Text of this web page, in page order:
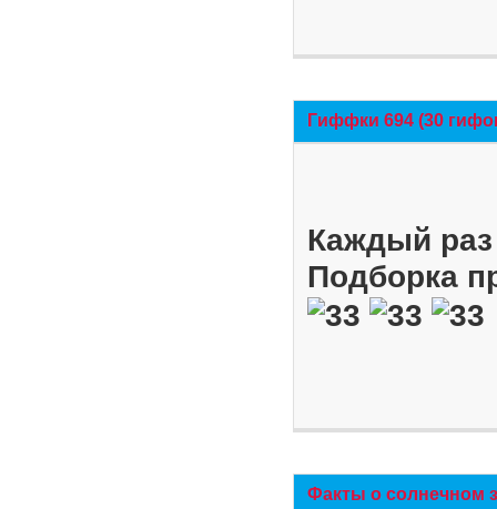
Гиффки 694 (30
Каждый
Подборка
Факты о солнечном